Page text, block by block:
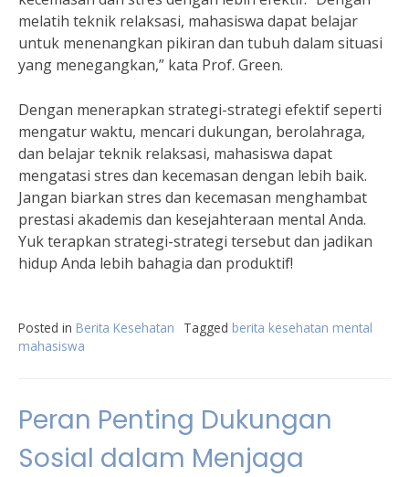
melatih teknik relaksasi, mahasiswa dapat belajar
untuk menenangkan pikiran dan tubuh dalam situasi
yang menegangkan,” kata Prof. Green.
Dengan menerapkan strategi-strategi efektif seperti
mengatur waktu, mencari dukungan, berolahraga,
dan belajar teknik relaksasi, mahasiswa dapat
mengatasi stres dan kecemasan dengan lebih baik.
Jangan biarkan stres dan kecemasan menghambat
prestasi akademis dan kesejahteraan mental Anda.
Yuk terapkan strategi-strategi tersebut dan jadikan
hidup Anda lebih bahagia dan produktif!
Posted in Berita Kesehatan Tagged berita kesehatan mental
mahasiswa
Peran Penting Dukungan
Sosial dalam Menjaga